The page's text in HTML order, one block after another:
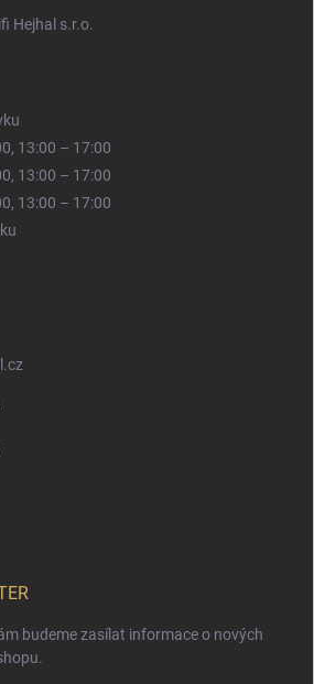
Hejhal s.r.o.
13:00 – 17:00
13:00 – 17:00
13:00 – 17:00
budeme zasílat informace o nových